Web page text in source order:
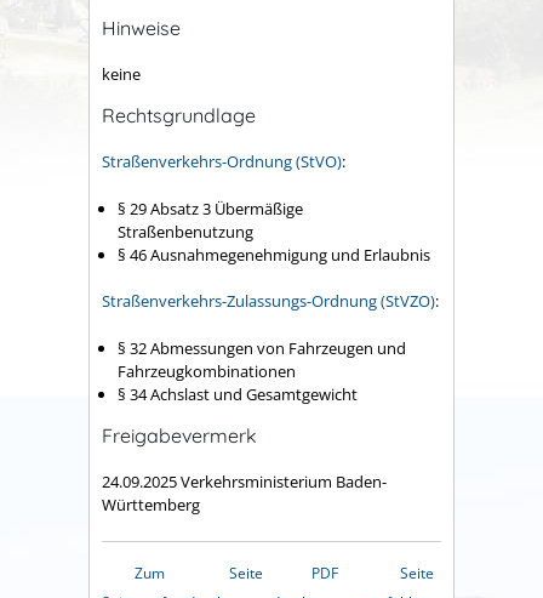
Hinweise
keine
Rechtsgrundlage
Straßenverkehrs-Ordnung (StVO):
§ 29 Absatz 3 Übermäßige
Straßenbenutzung
§ 46 Ausnahmegenehmigung und Erlaubnis
Straßenverkehrs-Zulassungs-Ordnung (StVZO):
§ 32 Abmessungen von Fahrzeugen und
Fahrzeugkombinationen
§ 34 Achslast und Gesamtgewicht
Freigabevermerk
24.09.2025 Verkehrsministerium Baden-
Württemberg
Zum
Seite
PDF
Seite